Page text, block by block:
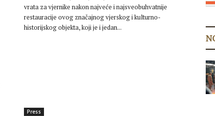
vrata za vjernike nakon najveće i najsveobuhvatnije
restauracije ovog značajnog vjerskog i kulturno-
historijskog objekta, koji je i jedan...
Press